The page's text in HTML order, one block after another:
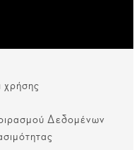
Δεδομένων